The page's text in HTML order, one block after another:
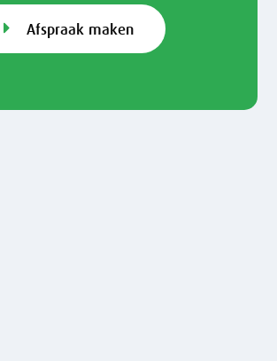
Afspraak maken